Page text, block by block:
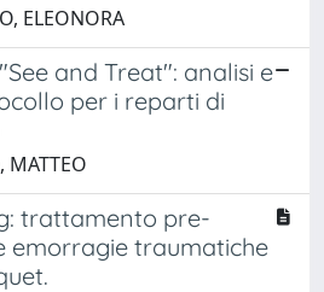
ELEONORA
and Treat": analisi e
per i reparti di
MATTEO
trattamento pre-
emorragie traumatiche